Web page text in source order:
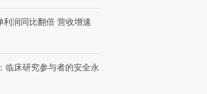
利润同比翻倍 营收增速
临床研究参与者的安全永